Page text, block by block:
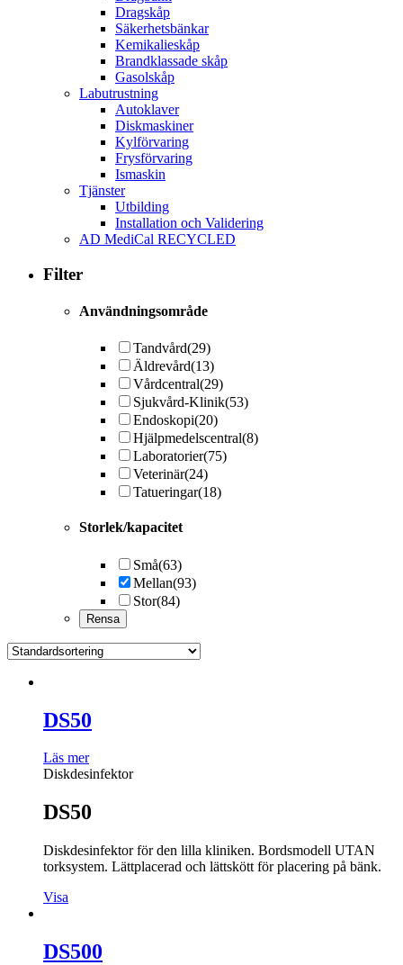
Dragskåp
Säkerhetsbänkar
Kemikalieskåp
Brandklassade skåp
Gasolskåp
Labutrustning
Autoklaver
Diskmaskiner
Kylförvaring
Frysförvaring
Ismaskin
Tjänster
Utbilding
Installation och Validering
AD MediCal RECYCLED
Filter
Användningsområde
Tandvård(29)
Äldrevård(13)
Vårdcentral(29)
Sjukvård-Klinik(53)
Endoskopi(20)
Hjälpmedelscentral(8)
Laboratorier(75)
Veterinär(24)
Tatueringar(18)
Storlek/kapacitet
Små(63)
Mellan(93)
Stor(84)
DS50
Läs mer
Diskdesinfektor
DS50
Diskdesinfektor för den lilla kliniken. Bordsmodell UTAN
torksystem. Lättplacerad och lättskött för placering på bänk.
Visa
DS500